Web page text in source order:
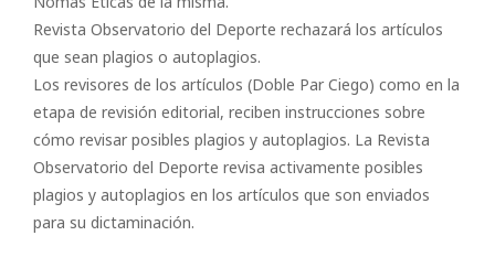
Revista Observatorio del Deporte rechazará los artículos
que sean plagios o autoplagios.
Los revisores de los artículos (Doble Par Ciego) como en la
etapa de revisión editorial, reciben instrucciones sobre
cómo revisar posibles plagios y autoplagios. La Revista
Observatorio del Deporte revisa activamente posibles
plagios y autoplagios en los artículos que son enviados
para su dictaminación.